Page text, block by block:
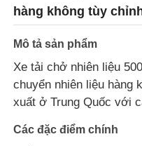
Trailer bán xe tăng
Xe chở dầu nhiên liệu
hàng không tùy
Mô tả sản phẩm
Xe tải chở nhiên liệu
chuyển nhiên liệu hàng
xuất ở Trung Quốc với
Các đặc điểm chính